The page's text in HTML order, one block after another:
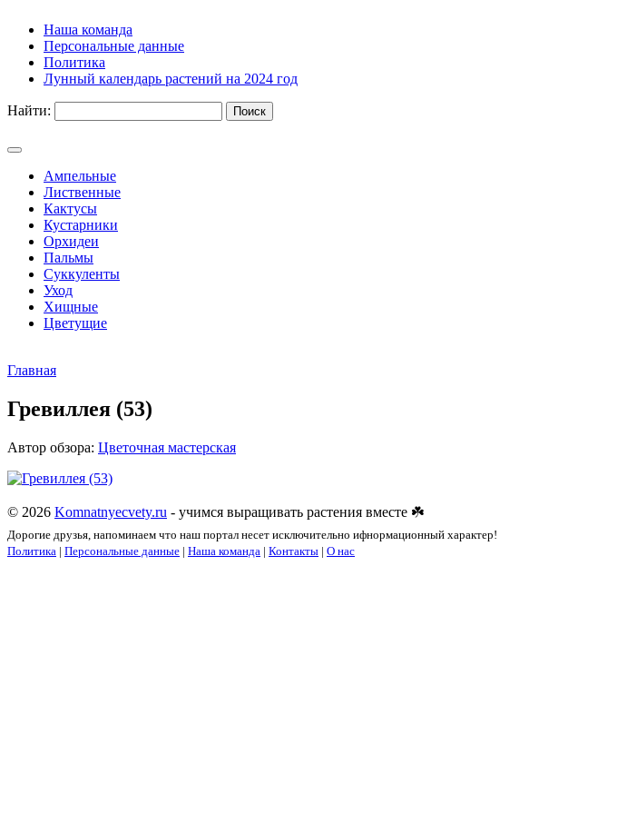
Наша команда
Персональные данные
Политика
Лунный календарь растений на 2024 год
Найти:
Ампельные
Лиственные
Кактусы
Кустарники
Орхидеи
Пальмы
Суккуленты
Уход
Хищные
Цветущие
Главная
Гревиллея (53)
Автор обзора: Цветочная мастерская
© 2026 Komnatnyecvety.ru - учимся выращивать растения вместе ☘️
Дорогие друзья, напоминаем что наш портал несет исключительно ифнормационный характер!
Политика | Персональные данные | Наша команда | Контакты | О нас